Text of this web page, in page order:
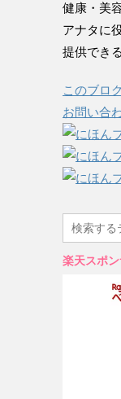
健康・美
アナタに
提供でき
このブロ
お問い合
楽天スポ